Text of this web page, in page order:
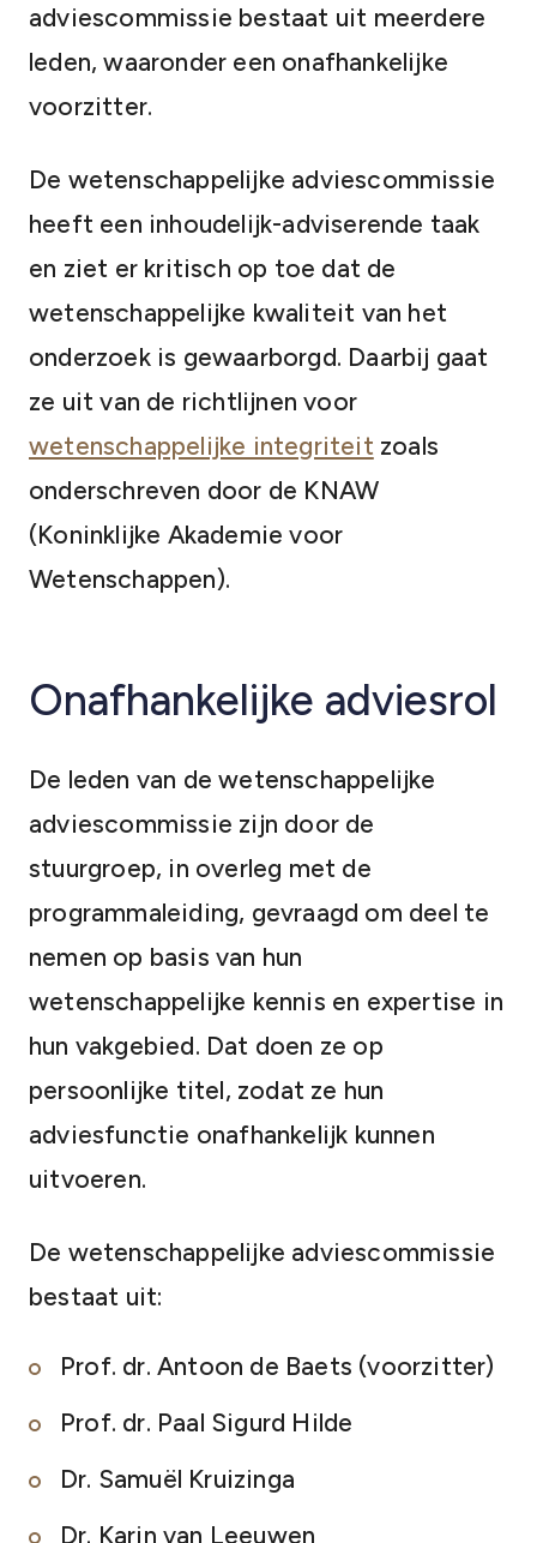
adviescommissie bestaat uit meerdere
leden, waaronder een onafhankelijke
voorzitter.
De wetenschappelijke adviescommissie
heeft een inhoudelijk-adviserende taak
en ziet er kritisch op toe dat de
wetenschappelijke kwaliteit van het
onderzoek is gewaarborgd. Daarbij gaat
ze uit van de richtlijnen voor
wetenschappelijke integriteit zoals
onderschreven door de KNAW
(Koninklijke Akademie voor
Wetenschappen).
Onafhankelijke adviesrol
De leden van de wetenschappelijke
adviescommissie zijn door de
stuurgroep, in overleg met de
programmaleiding, gevraagd om deel te
nemen op basis van hun
wetenschappelijke kennis en expertise in
hun vakgebied. Dat doen ze op
persoonlijke titel, zodat ze hun
adviesfunctie onafhankelijk kunnen
uitvoeren.
De wetenschappelijke adviescommissie
bestaat uit:
Prof. dr. Antoon de Baets (voorzitter)
Prof. dr. Paal Sigurd Hilde
Dr. Samuël Kruizinga
Dr. Karin van Leeuwen